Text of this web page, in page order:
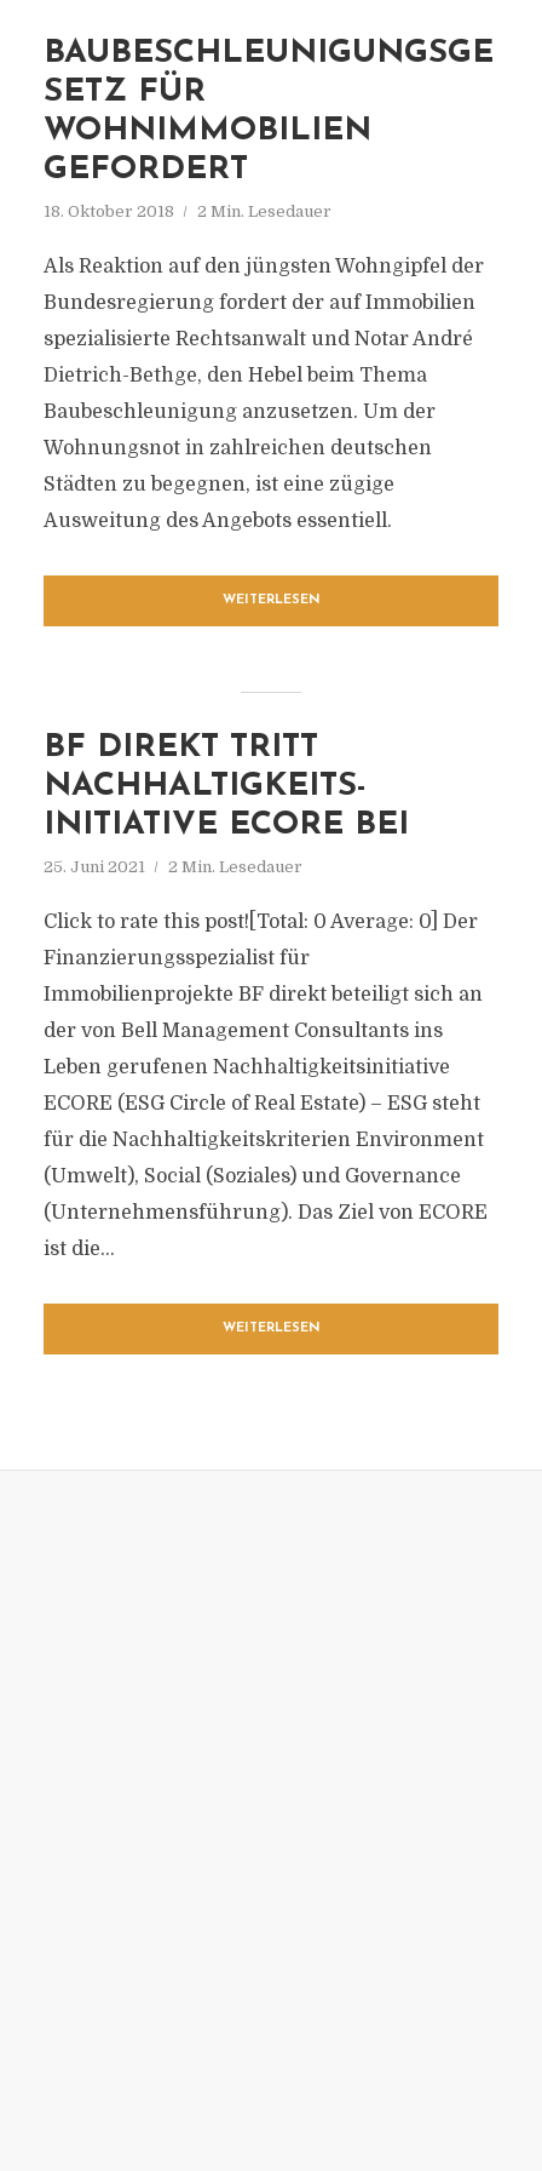
BAUBESCHLEUNIGUNGSGE
SETZ FÜR
WOHNIMMOBILIEN
GEFORDERT
18. Oktober 2018 2 Min. Lesedauer
Als Reaktion auf den jüngsten Wohngipfel der
Bundesregierung fordert der auf Immobilien
spezialisierte Rechtsanwalt und Notar André
Dietrich-Bethge, den Hebel beim Thema
Baubeschleunigung anzusetzen. Um der
Wohnungsnot in zahlreichen deutschen
Städten zu begegnen, ist eine zügige
Ausweitung des Angebots essentiell.
WEITERLESEN
BF DIREKT TRITT
NACHHALTIGKEITS-
INITIATIVE ECORE BEI
25. Juni 2021 2 Min. Lesedauer
Click to rate this post![Total: 0 Average: 0] Der
Finanzierungsspezialist für
Immobilienprojekte BF direkt beteiligt sich an
der von Bell Management Consultants ins
Leben gerufenen Nachhaltigkeitsinitiative
ECORE (ESG Circle of Real Estate) – ESG steht
für die Nachhaltigkeitskriterien Environment
(Umwelt), Social (Soziales) und Governance
(Unternehmensführung). Das Ziel von ECORE
ist die...
WEITERLESEN